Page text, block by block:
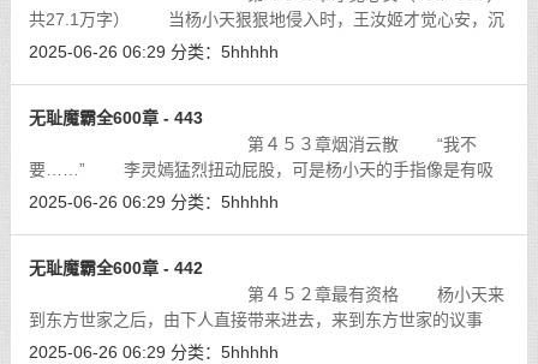
共27.1万字） 当杨小天狠狠地侵入时，王汝姬才觉心安，沉
重的负荷却使她有一种压迫的快感，他们所有的动作都像是连接
2025-06-26 06:29 分类： 5hhhhh
无耻魔霸全600章 - 443
第４５３章烟消云散 “我不
要……” 李灵嫣猛烈扭动屁股，可是杨小天的手指像是有吸
盘般的，贴在大腿上抚摸。[详细]
2025-06-26 06:29 分类： 5hhhhh
无耻魔霸全600章 - 442
第４５２章最有资格 杨小天来
到东方世家之后，由下人直接带来进去，来到东方世家的议事
厅，五大世家目前当家的女人全部都在议事厅里面坐着，西门如
2025-06-26 06:29 分类： 5hhhhh